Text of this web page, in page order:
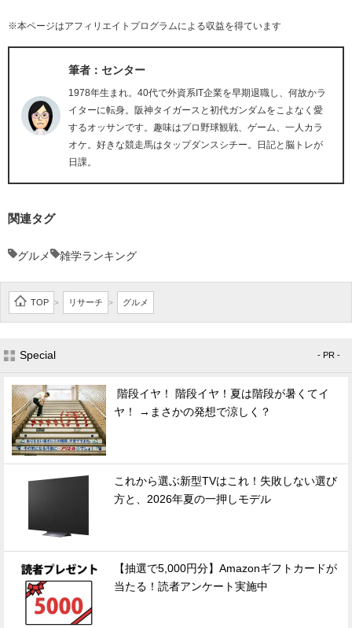
※本ページはアフィリエイトプログラムによる収益を得ています
筆者：センター
1978年生まれ。40代で外資系IT企業を早期退職し、何故かラ
イターに転身。阪神タイガースと初代ガンダムをこよなく愛
するオッサンです。趣味はプロ野球観戦、ゲーム、一人カラ
オケ。好きな競走馬はタップダンスシチー。日記と脳トレが
日課。
関連タグ
グルメ 雑学ランキング
TOP > リサーチ > グルメ
Special - PR -
階段イヤ！ 階段イヤ！夏は階段が暑くてイ
ヤ！ →まさかの発想で涼しく？
これから選ぶ新型TVはこれ！失敗しない選び
方と、2026年夏の一押しモデル
【抽選で5,000円分】Amazonギフトカードが
当たる！読者アンケート実施中